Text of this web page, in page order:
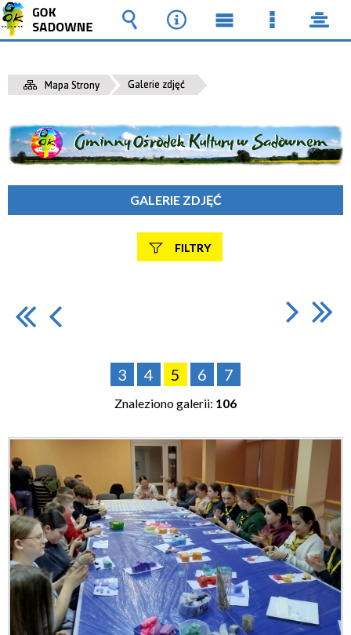
Mapa Strony Galerie zdjęć
GALERIE ZDJĘĆ
FILTRY
Wybierz
Autor
Wybierz
Publikacja od
—
3 4 5 6 7
Znaleziono galerii: 106
Wyszukiwarka
Narzędzia
MenuMenu